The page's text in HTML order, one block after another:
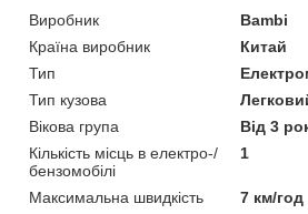
Виробник
Bambi
Країна виробник
Китай
Тип
Тип кузова
Вікова група
Від 3
Кількість місць в електро-/
бензомобілі
1
Максимальна швидкість
7 км/год